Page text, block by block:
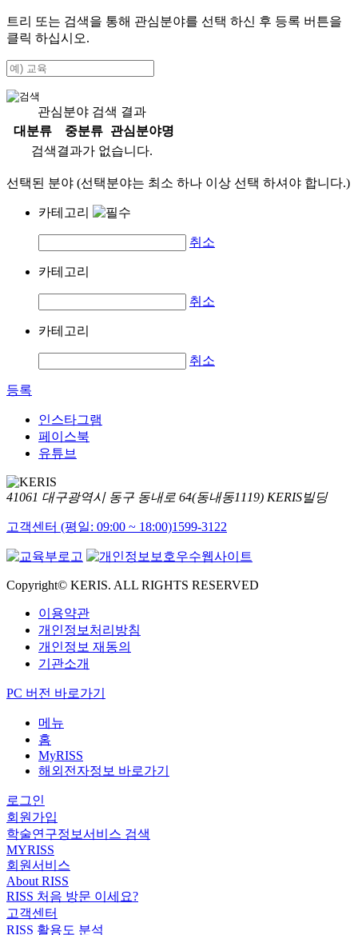
트리 또는 검색을 통해 관심분야를 선택 하신 후 등록 버튼을
클릭 하십시오.
관심분야 검색 결과
대분류
중분류
관심분야명
검색결과가 없습니다.
선택된 분야 (선택분야는 최소 하나 이상 선택 하셔야 합니다.)
카테고리
취소
카테고리
취소
카테고리
취소
등록
인스타그램
페이스북
유튜브
41061 대구광역시 동구 동내로 64(동내동1119) KERIS빌딩
고객센터 (평일: 09:00 ~ 18:00)1599-3122
Copyright© KERIS. ALL RIGHTS RESERVED
이용약관
개인정보처리방침
개인정보 재동의
기관소개
PC 버전 바로가기
메뉴
홈
MyRISS
해외전자정보 바로가기
로그인
회원가입
학술연구정보서비스 검색
MYRISS
회원서비스
About RISS
RISS 처음 방문 이세요?
고객센터
RISS 활용도 분석